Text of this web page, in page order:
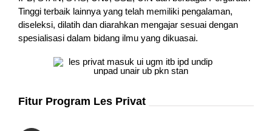
Tinggi terbaik lainnya yang telah memiliki pengalaman,
diseleksi, dilatih dan diarahkan mengajar sesuai dengan
spesialisasi dalam bidang ilmu yang dikuasai.
Fitur Program Les Privat